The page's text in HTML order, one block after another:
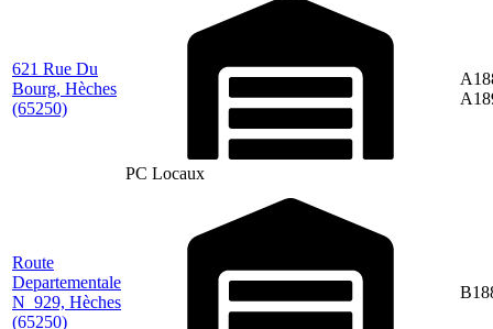
621 Rue Du
Bourg, Hèches
(65250)
PC Locaux
Route
Departementale
N_929, Hèches
(65250)